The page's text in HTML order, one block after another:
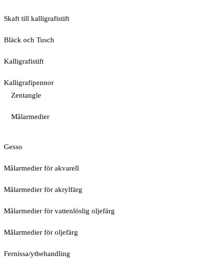
Skaft till kalligrafistift
Bläck och Tusch
Kalligrafistift
Kalligrafipennor
Zentangle
Målarmedier
Gesso
Målarmedier för akvarell
Målarmedier för akrylfärg
Målarmedier för vattenlöslig oljefärg
Målarmedier för oljefärg
Fernissa/ytbehandling